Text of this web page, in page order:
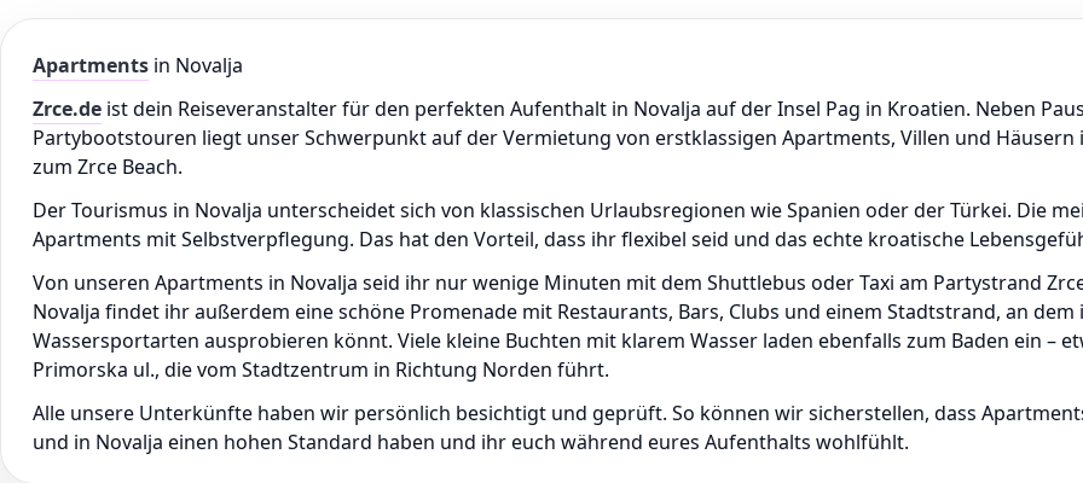
Apartments in Novalja
Zrce.de ist dein Reiseveranstalter für den perfekten Aufenthalt in Novalja auf der Insel Pag in Kroatien. Neben
Partybootstouren liegt unser Schwerpunkt auf der Vermietung von erstklassigen Apartments, Villen und Häusern
zum Zrce Beach.
Der Tourismus in Novalja unterscheidet sich von klassischen Urlaubsregionen wie Spanien oder der Türkei. Die
Apartments mit Selbstverpflegung. Das hat den Vorteil, dass ihr flexibel seid und das echte kroatische
Von unseren Apartments in Novalja seid ihr nur wenige Minuten mit dem Shuttlebus oder Taxi am Partystrand
Novalja findet ihr außerdem eine schöne Promenade mit Restaurants, Bars, Clubs und einem Stadtstrand, an
Wassersportarten ausprobieren könnt. Viele kleine Buchten mit klarem Wasser laden ebenfalls zum Baden ein –
Primorska ul., die vom Stadtzentrum in Richtung Norden führt.
Alle unsere Unterkünfte haben wir persönlich besichtigt und geprüft. So können wir sicherstellen, dass
und in Novalja einen hohen Standard haben und ihr euch während eures Aufenthalts wohlfühlt.